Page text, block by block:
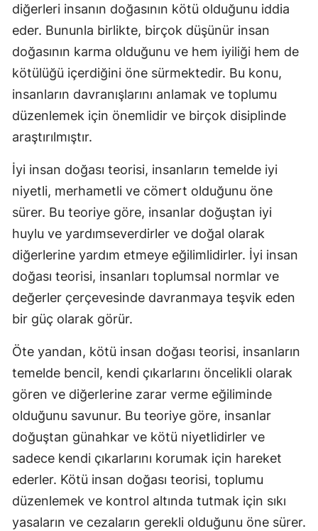
diğerleri insanın doğasının kötü olduğunu iddia
eder. Bununla birlikte, birçok düşünür insan
doğasının karma olduğunu ve hem iyiliği hem de
kötülüğü içerdiğini öne sürmektedir. Bu konu,
insanların davranışlarını anlamak ve toplumu
düzenlemek için önemlidir ve birçok disiplinde
araştırılmıştır.
İyi insan doğası teorisi, insanların temelde iyi
niyetli, merhametli ve cömert olduğunu öne
sürer. Bu teoriye göre, insanlar doğuştan iyi
huylu ve yardımseverdirler ve doğal olarak
diğerlerine yardım etmeye eğilimlidirler. İyi insan
doğası teorisi, insanları toplumsal normlar ve
değerler çerçevesinde davranmaya teşvik eden
bir güç olarak görür.
Öte yandan, kötü insan doğası teorisi, insanların
temelde bencil, kendi çıkarlarını öncelikli olarak
gören ve diğerlerine zarar verme eğiliminde
olduğunu savunur. Bu teoriye göre, insanlar
doğuştan günahkar ve kötü niyetlidirler ve
sadece kendi çıkarlarını korumak için hareket
ederler. Kötü insan doğası teorisi, toplumu
düzenlemek ve kontrol altında tutmak için sıkı
yasaların ve cezaların gerekli olduğunu öne sürer.